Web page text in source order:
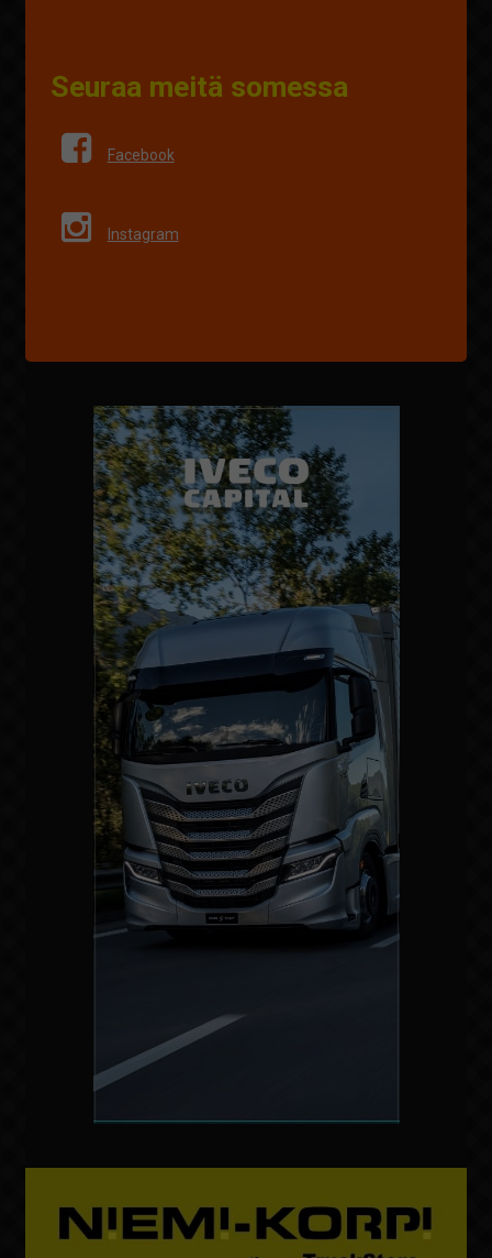
Seuraa meitä somessa
Facebook
Instagram